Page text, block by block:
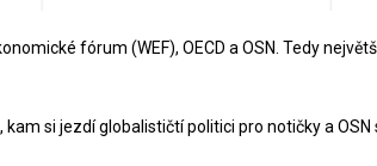
fórum (WEF), OECD a OSN. Tedy
si jezdí globalističtí politici pro notičky a OSN